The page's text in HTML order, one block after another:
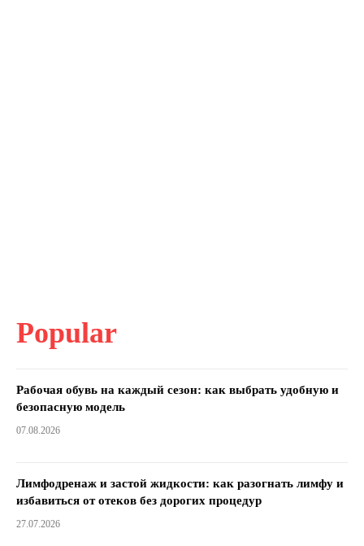
Popular
Рабочая обувь на каждый сезон: как выбрать удобную и
безопасную модель
07.08.2026
Лимфодренаж и застой жидкости: как разогнать лимфу и
избавиться от отеков без дорогих процедур
27.07.2026